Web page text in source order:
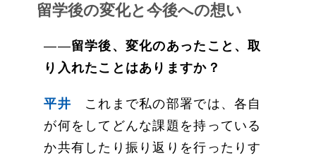
留学後の変化と今後への想い
――留学後、変化のあったこと、取
り入れたことはありますか？
平井 これまで私の部署では、各自
が何をしてどんな課題を持っている
か共有したり振り返りを行ったりす